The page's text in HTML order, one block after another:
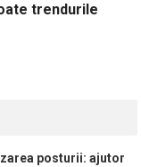
trendurile
posturii: ajutor